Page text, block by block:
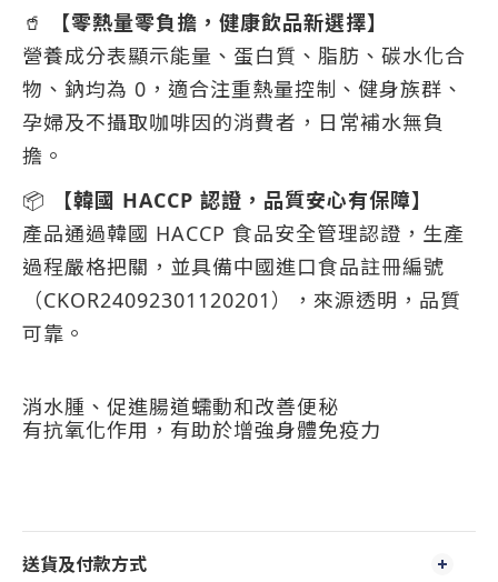
🥤
【零熱量零負擔，健康飲品新選擇】
營養成分表顯示能量、蛋白質、脂肪、碳水化合
物、鈉均為 0，適合注重熱量控制、健身族群、
孕婦及不攝取咖啡因的消費者，日常補水無負
擔。
📦
【韓國 HACCP 認證，品質安心有保障】
產品通過韓國 HACCP 食品安全管理認證，生產
過程嚴格把關，並具備中國進口食品註冊編號
（CKOR24092301120201），來源透明，品質
可靠。
消水腫、促進腸道蠕動和改善便秘
有抗氧化作用，有助於增強身體免疫力
送貨及付款方式